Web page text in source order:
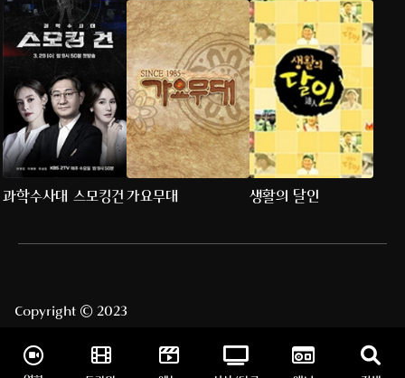
과학수사대 스모킹건가요무대 생활의 달인
Copyright © 2023